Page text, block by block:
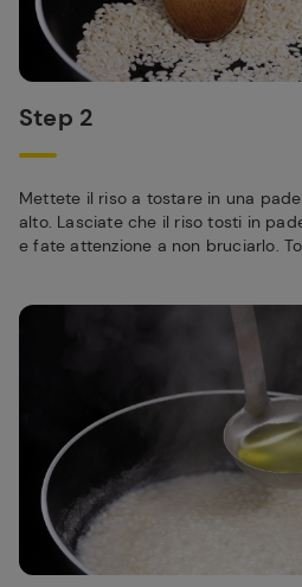
Step 2
Mettete il riso a tostare in una
alto. Lasciate che il riso tosti in
e fate attenzione a non bruciarlo.